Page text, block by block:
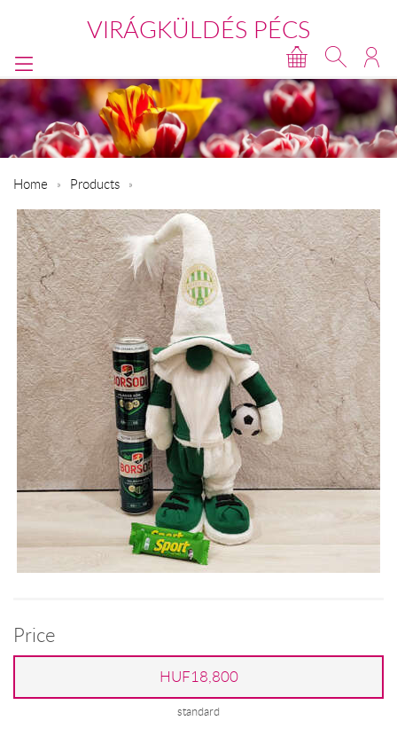
VIRÁGKÜLDÉS PÉCS
Home Products
Price
HUF18,800
standard